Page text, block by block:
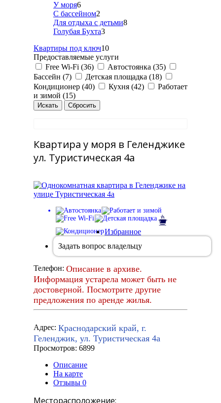
У моря6
С бассейном2
Для отдыха с детьми8
Голубая Бухта3
Квартиры под ключ10
Предоставляемые услуги
Free Wi-Fi (36)
Автостоянка (35)
Бассейн (7)
Детская площадка (18)
Кондиционер (40)
Кухня (42)
Работает
и зимой (15)
Квартира у моря в Геленджике
ул. Туристическая 4а
Избранное
Задать вопрос владельцу
Телефон: Описание в архиве.
Информация устарела может быть не
достоверной. Посмотрите другие
предложения по аренде жилья.
Адрес: Краснодарский край, г.
Геленджик, ул. Туристическая 4а
Просмотров: 6899
Описание
На карте
Отзывы 0
Месторасположение: